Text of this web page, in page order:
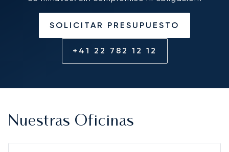
SOLICITAR PRESUPUESTO
+41 22 782 12 12
Nuestras Oficinas